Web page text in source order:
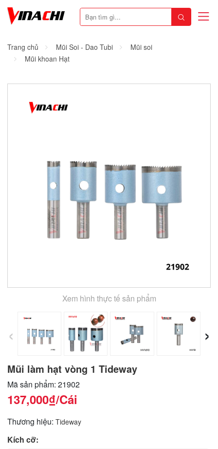
Trang chủ Mũi Soi - Dao Tubi
Mũi soi
Mũi khoan Hạt
Xem hình thực tế sản phẩm
‹ ›
Mũi làm hạt vòng 1 Tideway
Mã sản phẩm: 21902
137,000₫/Cái
Thương hiệu: Tideway
Kích cỡ: